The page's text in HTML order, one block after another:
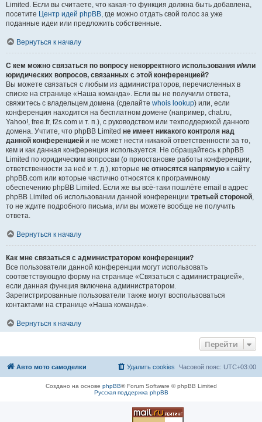
Limited. Если вы считаете, что какая-то функция должна быть добавлена,
посетите Центр идей phpBB, где можно отдать свой голос за уже
поданные идеи или предложить собственные.
Вернуться к началу
С кем можно связаться по вопросу некорректного использования и/или
юридических вопросов, связанных с этой конференцией?
Вы можете связаться с любым из администраторов, перечисленных в
списке на странице «Наша команда». Если вы не получили ответа,
свяжитесь с владельцем домена (сделайте whois lookup) или, если
конференция находится на бесплатном домене (например, chat.ru,
Yahoo!, free.fr, f2s.com и т. п.), с руководством или техподдержкой данного
домена. Учтите, что phpBB Limited не имеет никакого контроля над
данной конференцией и не может нести никакой ответственности за то,
кем и как данная конференция используется. Не обращайтесь к phpBB
Limited по юридическим вопросам (о приостановке работы конференции,
ответственности за неё и т. д.), которые не относятся напрямую к сайту
phpBB.com или которые частично относятся к программному
обеспечению phpBB Limited. Если же вы всё-таки пошлёте email в адрес
phpBB Limited об использовании данной конференции третьей стороной,
то не ждите подробного письма, или вы можете вообще не получить
ответа.
Вернуться к началу
Как мне связаться с администратором конференции?
Все пользователи данной конференции могут использовать
соответствующую форму на странице «Связаться с администрацией»,
если данная функция включена администратором.
Зарегистрированные пользователи также могут воспользоваться
контактами на странице «Наша команда».
Вернуться к началу
Перейти
Авто мото самоделки Часовой пояс: UTC+03:00
Удалить cookies
Создано на основе phpBB® Forum Software © phpBB Limited
Русская поддержка phpBB